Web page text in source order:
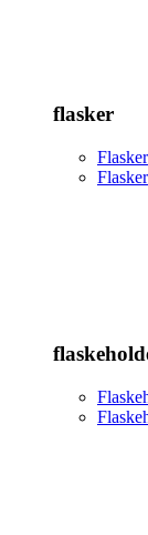
flasker
Flasker
Flasker